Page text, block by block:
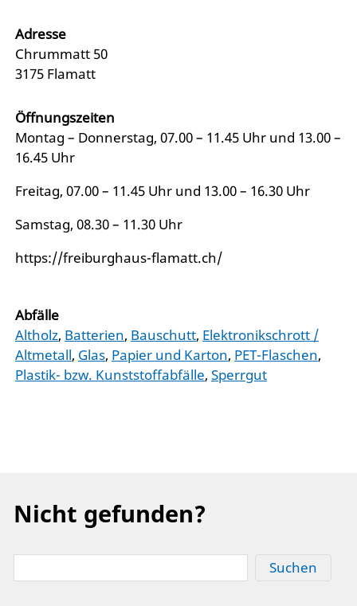
Adresse
Chrummatt 50
3175 Flamatt
Öffnungszeiten
Montag – Donnerstag, 07.00 – 11.45 Uhr und 13.00 –
16.45 Uhr
Freitag, 07.00 – 11.45 Uhr und 13.00 – 16.30 Uhr
Samstag, 08.30 – 11.30 Uhr
https://freiburghaus-flamatt.ch/
Abfälle
Altholz, Batterien, Bauschutt, Elektronikschrott /
Altmetall, Glas, Papier und Karton, PET-Flaschen,
Plastik- bzw. Kunststoffabfälle, Sperrgut
Nicht gefunden?
Suchen